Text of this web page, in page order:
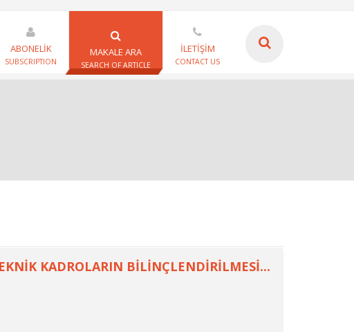
ABONELİK
SUBSCRIPTION
MAKALE ARA
SEARCH OF ARTICLE
İLETİŞİM
CONTACT US
KADROLARIN BİLİNÇLENDİRİLMESİ...